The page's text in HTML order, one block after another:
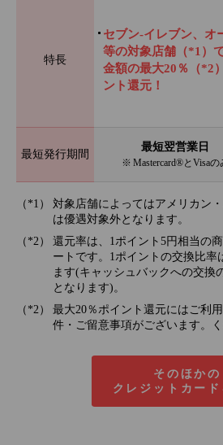
特長
セブン‐イレブン、オ
等の対象店舗（*1）
金額の最大20％（*2
ント還元！
最短発行期間
最短翌営業日
※ Mastercard®とVisaの
対象店舗によってはアメリカン
は優遇対象外となります。
還元率は、1ポイント5円相当の
ートです。1ポイントの交換比率
ます(キャッシュバックへの交換
となります)。
最大20％ポイント還元にはご利
件・ご留意事項がございます。
そのほかの
クレジットカード